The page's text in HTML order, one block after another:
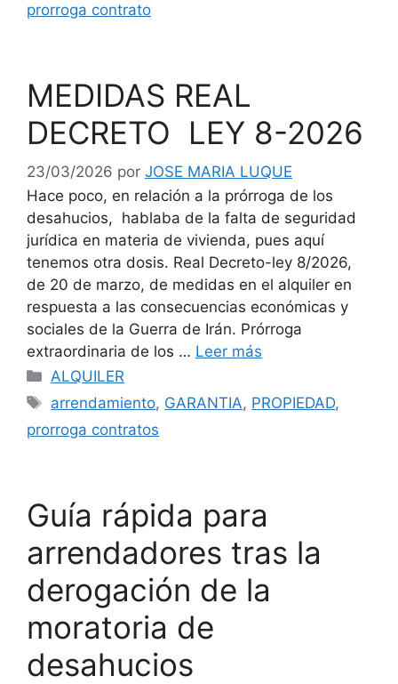
prorroga contrato
MEDIDAS REAL
DECRETO LEY 8-2026
23/03/2026 por JOSE MARIA LUQUE
Hace poco, en relación a la prórroga de los
desahucios, hablaba de la falta de seguridad
jurídica en materia de vivienda, pues aquí
tenemos otra dosis. Real Decreto-ley 8/2026,
de 20 de marzo, de medidas en el alquiler en
respuesta a las consecuencias económicas y
sociales de la Guerra de Irán. Prórroga
extraordinaria de los … Leer más
Categorías
ALQUILER
Etiquetas
arrendamiento, GARANTIA, PROPIEDAD,
prorroga contratos
Guía rápida para
arrendadores tras la
derogación de la
moratoria de
desahucios